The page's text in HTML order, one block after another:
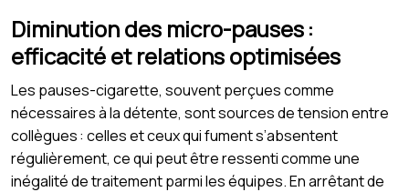
Diminution des micro-pauses :
efficacité et relations optimisées
Les pauses-cigarette, souvent perçues comme
nécessaires à la détente, sont sources de tension entre
collègues : celles et ceux qui fument s’absentent
régulièrement, ce qui peut être ressenti comme une
inégalité de traitement parmi les équipes. En arrêtant de